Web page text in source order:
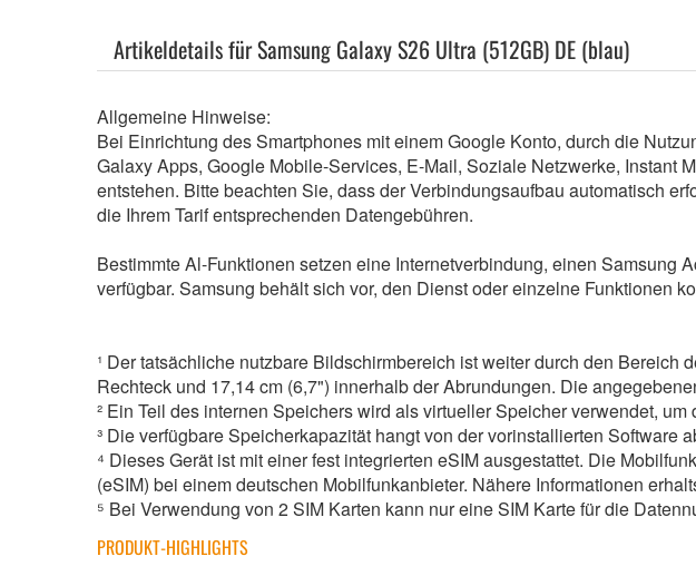
Artikeldetails für Samsung Galaxy S26 Ultra (512GB) DE (blau)
Allgemeine Hinweise:
Bei Einrichtung des Smartphones mit einem Google Konto, durch die
Galaxy Apps, Google Mobile-Services, E-Mail, Soziale Netzwerke, Instant
entstehen. Bitte beachten Sie, dass der Verbindungsaufbau automatisch
die Ihrem Tarif entsprechenden Datengebühren.
Bestimmte Al-Funktionen setzen eine Internetverbindung, einen
verfügbar. Samsung behält sich vor, den Dienst oder einzelne Funktionen
¹ Der tatsächliche nutzbare Bildschirmbereich ist weiter durch den
Rechteck und 17,14 cm (6,7") innerhalb der Abrundungen. Die
² Ein Teil des internen Speichers wird als virtueller Speicher verwendet,
³ Die verfügbare Speicherkapazität hangt von der vorinstallierten Software
⁴ Dieses Gerät ist mit einer fest integrierten eSIM ausgestattet. Die
(eSIM) bei einem deutschen Mobilfunkanbieter. Nähere Informationen
⁵ Bei Verwendung von 2 SIM Karten kann nur eine SIM Karte für die
PRODUKT-HIGHLIGHTS